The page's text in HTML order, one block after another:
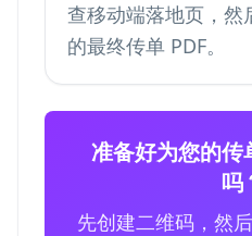
查移动端落地页，然
的最终传单 PDF。
准备好为您的传
吗
先创建二维码，然